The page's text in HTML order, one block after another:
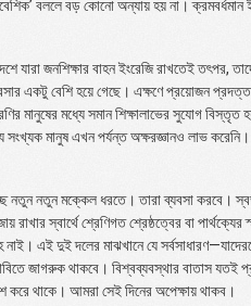
বললে বড় কোনো অন্যায় হয় না।
জনশিক্ষার বাহন ইংরেজি রাখতেই তৎপর,
একটু বেশি হয়ে গেছে। এক্ষণে প্রয়োজন
মধ্যে সমান শিক্ষালাভের সুযোগ বিস্তৃত
সংখ্যক মানুষ এখন পর্যন্ত অক্ষরজ্ঞানও লাভ
নতুন নতুন মক্কেল ধরতে। তারা ব্যবসা করবে।
স্বার্থে শ্রেণিগত শ্রেষ্ঠত্বের বা
এই দুই দলের মাঝখানে যে
দাবিতে জাগরুক থাকবে। বিশ্বব্যবস্থার বাতাস
থাকে। আমরা সেই দিনের অপেক্ষায় থাকব।